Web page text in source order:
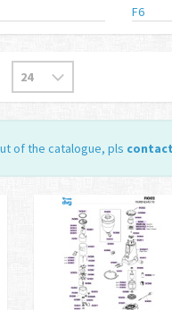
F6
of the catalogue, pls